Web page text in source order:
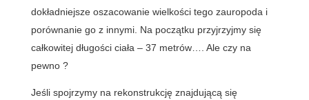
dokładniejsze oszacowanie wielkości tego zauropoda i
porównanie go z innymi. Na początku przyjrzyjmy się
całkowitej długości ciała – 37 metrów…. Ale czy na
pewno ?
Jeśli spojrzymy na rekonstrukcję znajdującą się